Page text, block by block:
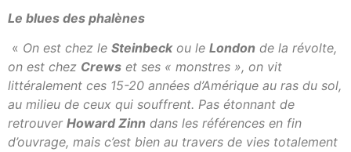
Le blues des phalènes
« On est chez le Steinbeckou le London de la révolte,
on est chez Crews et ses « monstres », on vit
littéralement ces 15-20 années d’Amérique au ras du sol,
au milieu de ceux qui souffrent. Pas étonnant de
retrouver Howard Zinn dans les références en fin
d’ouvrage, mais c’est bien au travers de vies totalement